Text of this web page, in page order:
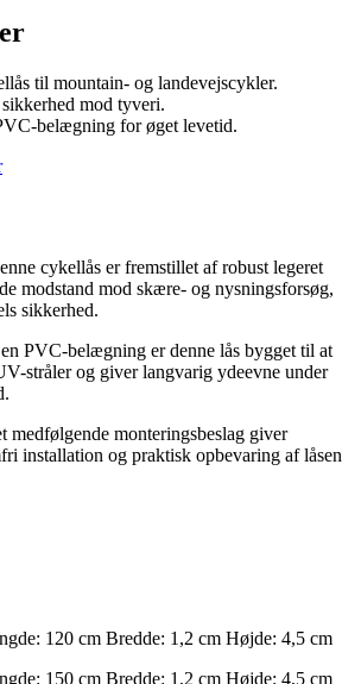
til mountain- og landevejscykler.
mod tyveri.
belægning for øget levetid.
cykellås er fremstillet af robust legeret
modstand mod skære- og nysningsforsøg,
sikkerhed.
PVC-belægning er denne lås bygget til at
stråler og giver langvarig ydeevne under
medfølgende monteringsbeslag giver
installation og praktisk opbevaring af låsen
120 cm Bredde: 1,2 cm Højde: 4,5 cm
150 cm Bredde: 1,2 cm Højde: 4,5 cm